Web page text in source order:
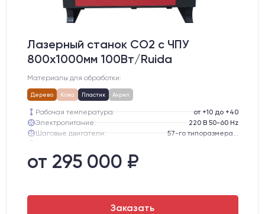
Лазерный станок CO2 c ЧПУ
800х1000мм 100Вт/Ruida
Материалы для обработки:
Дерево Кожа Пластик Акрил
Рабочая температура:
от +10 до +40
Электропитание:
220 В 50-60 Hz
Шаговые двигатели:
Направляющие оси Y:
Направляющие оси Х:
от 295 000 ₽
Заказать